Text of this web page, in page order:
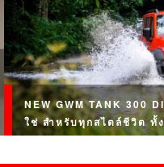
NEW GWM TANK 300
ใช่ สำหรับทุกสไตล์ชีวิต ทั้